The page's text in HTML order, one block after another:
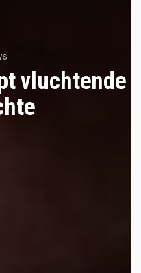
vluchtende